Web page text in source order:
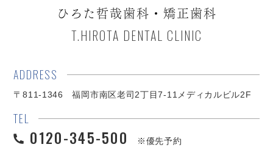
ひろた哲哉歯科・矯正歯科
T.HIROTA DENTAL CLINIC
ADDRESS
〒811-1346 福岡市南区老司2丁目7-11メディカルビル2F
TEL
0120-345-500 ※優先予約